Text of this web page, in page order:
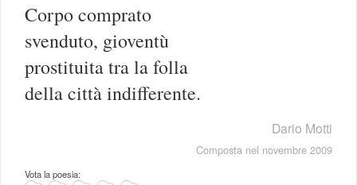
Corpo comprato
svenduto, gioventù
prostituita tra la folla
della città indifferente.
Dario Motti
Composta nel novembre 2009
Vota la poesia: